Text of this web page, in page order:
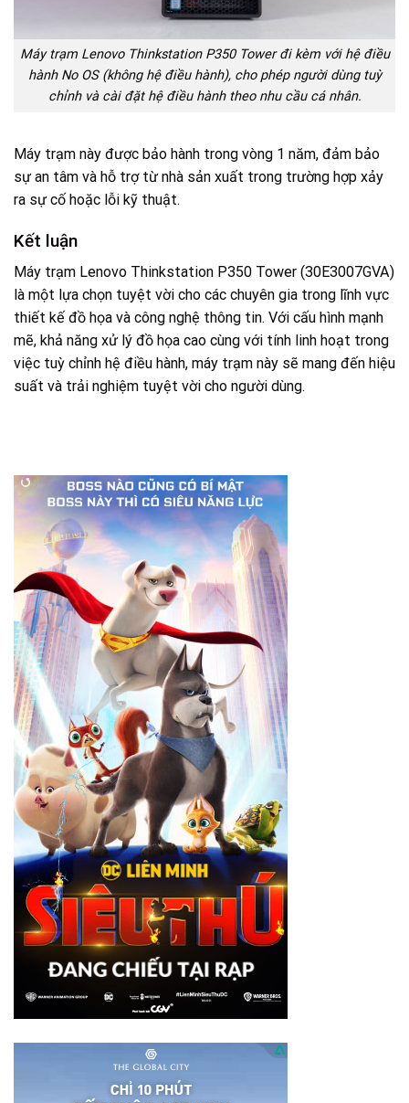
Máy trạm Lenovo Thinkstation P350 Tower đi kèm với hệ điều
hành No OS (không hệ điều hành), cho phép người dùng tuỳ
chỉnh và cài đặt hệ điều hành theo nhu cầu cá nhân.
Máy trạm này được bảo hành trong vòng 1 năm, đảm bảo
sự an tâm và hỗ trợ từ nhà sản xuất trong trường hợp xảy
ra sự cố hoặc lỗi kỹ thuật.
Kết luận
Máy trạm Lenovo Thinkstation P350 Tower (30E3007GVA)
là một lựa chọn tuyệt vời cho các chuyên gia trong lĩnh vực
thiết kế đồ họa và công nghệ thông tin. Với cấu hình mạnh
mẽ, khả năng xử lý đồ họa cao cùng với tính linh hoạt trong
việc tuỳ chỉnh hệ điều hành, máy trạm này sẽ mang đến hiệu
suất và trải nghiệm tuyệt vời cho người dùng.